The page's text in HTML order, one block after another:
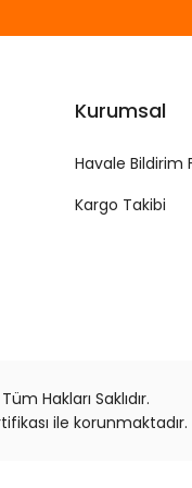
Kurumsal
Havale Bildirim
Kargo Takibi
Hakları Saklıdır.
ile korunmaktadır.